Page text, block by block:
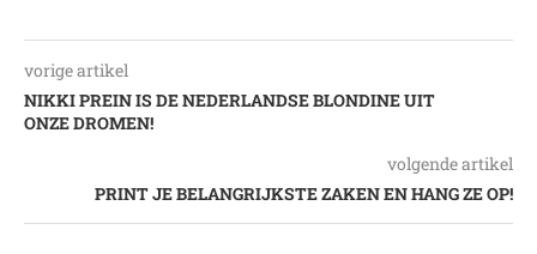
vorige artikel
NIKKI PREIN IS DE NEDERLANDSE BLONDINE UIT
ONZE DROMEN!
volgende artikel
PRINT JE BELANGRIJKSTE ZAKEN EN HANG ZE OP!